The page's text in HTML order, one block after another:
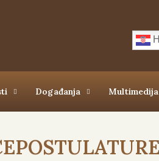
Događanja Multimedija